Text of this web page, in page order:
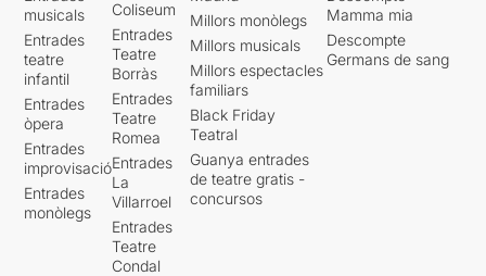
musicals
Entrades
teatre
infantil
Entrades
òpera
Entrades
improvisació
Entrades
monòlegs
Coliseum
Entrades
Teatre
Borràs
Entrades
Teatre
Romea
Entrades
La
Villarroel
Entrades
Teatre
Condal
Millors monòlegs
Millors musicals
Millors espectacles
familiars
Black Friday
Teatral
Guanya entrades
de teatre gratis -
concursos
Mamma mia
Descompte
Germans de sang